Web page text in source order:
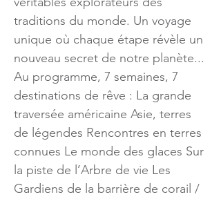
traditions du monde. Un voyage
unique où chaque étape révèle un
nouveau secret de notre planète...
Au programme, 7 semaines, 7
destinations de rêve : La grande
traversée américaine Asie, terres
de légendes Rencontres en terres
connues Le monde des glaces Sur
la piste de l’Arbre de vie Les
Gardiens de la barrière de corail /